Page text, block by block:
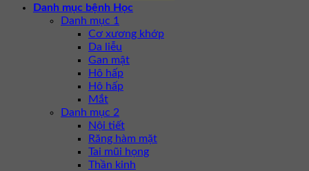
Danh mục bệnh Học
Danh mục 1
Cơ xương khớp
Da liễu
Gan mật
Hô hấp
Hô hấp
Mắt
Danh mục 2
Nội tiết
Răng hàm mặt
Tai mũi họng
Thần kinh